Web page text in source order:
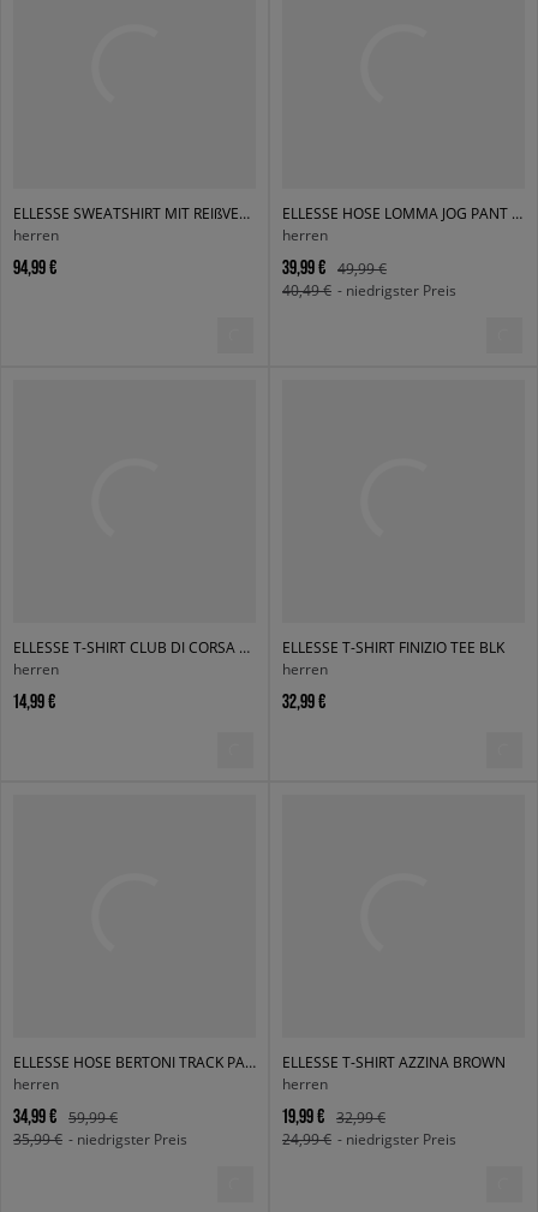
ELLESSE SWEATSHIRT MIT REIßVERSCHLUSS RIMINI TRACK JACKET
herren
94,99 €
ELLESSE HOSE LOMMA JOG PANT NAVY MN
herren
39,99 €
49,99 €
40,49 € - niedrigster Preis
ELLESSE T-SHIRT CLUB DI CORSA TEE WHT
herren
14,99 €
ELLESSE T-SHIRT FINIZIO TEE BLK
herren
32,99 €
ELLESSE HOSE BERTONI TRACK PANT NAVY
herren
34,99 €
59,99 €
35,99 € - niedrigster Preis
ELLESSE T-SHIRT AZZINA BROWN
herren
19,99 €
32,99 €
24,99 € - niedrigster Preis